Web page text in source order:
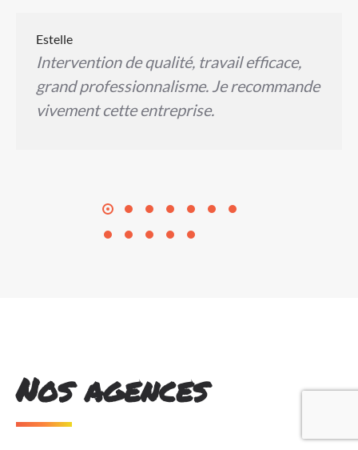
Estelle
Intervention de qualité, travail efficace,
grand professionnalisme. Je recommande
vivement cette entreprise.
Nos agences